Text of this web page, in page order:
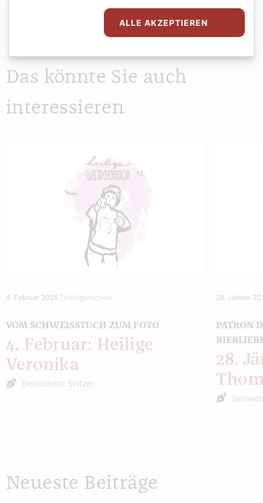
Das könnte Sie auch
interessieren
4. Februar 2025 Heiligenschein
VOM SCHWEISSTUCH ZUM FOTO
4. Februar: Heilige
Veronika
Bernadette Spitzer
28. Jänner
PATRON
28.
Neueste Beiträge
ALLE AKZEPTIEREN